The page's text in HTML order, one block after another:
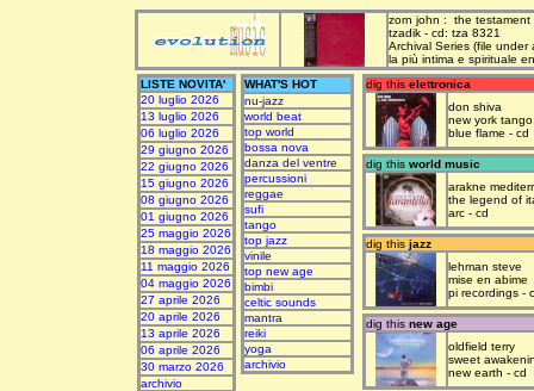
zorn john : the testament
tzadik - cd: tza 8321
Archival Series (file under
la più intima e spirituale
LISTE NOVITA'
20 luglio 2026
13 luglio 2026
06 luglio 2026
29 giugno 2026
22 giugno 2026
15 giugno 2026
08 giugno 2026
01 giugno 2026
25 maggio 2026
18 maggio 2026
11 maggio 2026
04 maggio 2026
27 aprile 2026
20 aprile 2026
13 aprile 2026
06 aprile 2026
30 marzo 2026
archivio
WHAT'S HOT
nu-jazz
world beat
top world
bossa nova
danza del ventre
percussioni
reggae
sufi
tango
top jazz
vinile
top new age
bimbi
celtic sounds
mantra
reiki
yoga
archivio
dig this elettronica
don shiva
new york tango
blue flame - cd
dig this world music
arakne
the legend of
arc - cd
dig this jazz
lehman steve
mise en abime
pi recordings -
dig this new age
oldfield terry
sweet
new earth - cd